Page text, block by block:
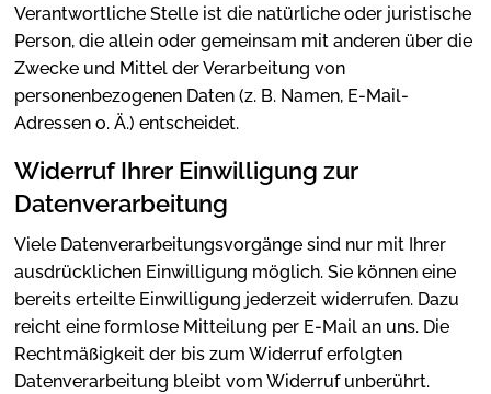
Verantwortliche Stelle ist die natürliche oder juristische
Person, die allein oder gemeinsam mit anderen über die
Zwecke und Mittel der Verarbeitung von
personenbezogenen Daten (z. B. Namen, E-Mail-
Adressen o. Ä.) entscheidet.
Widerruf Ihrer Einwilligung zur
Datenverarbeitung
Viele Datenverarbeitungsvorgänge sind nur mit Ihrer
ausdrücklichen Einwilligung möglich. Sie können eine
bereits erteilte Einwilligung jederzeit widerrufen. Dazu
reicht eine formlose Mitteilung per E-Mail an uns. Die
Rechtmäßigkeit der bis zum Widerruf erfolgten
Datenverarbeitung bleibt vom Widerruf unberührt.